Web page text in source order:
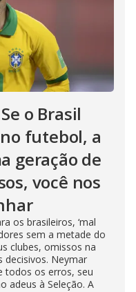
o Brasil
futebol, a
geração de
você nos
os brasileiros, ‘mal
sem a metade do
clubes, omissos na
decisivos. Neymar
todos os erros, seu
adeus à Seleção. A